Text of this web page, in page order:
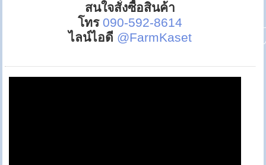
สนใจสั่งซื้อสินค้า
โทร 090-592-8614
ไลน์ไอดี @FarmKaset